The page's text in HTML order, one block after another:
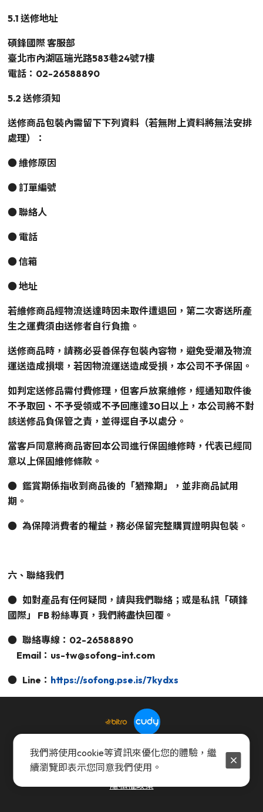
5.1 送修地址
碩鋒國際 客服部
臺北市內湖區瑞光路583巷24號7樓
電話：02-26588890
5.2 送修須知
送修商品包裝內需留下下列資料（若無附上資料將無法安排
處理）：
● 維修原因
● 訂單編號
● 聯絡人
● 電話
● 信箱
● 地址
若維修商品經物流送達時因未取件遭退回，第二次寄送所產
生之運費須由送修者自行負擔。
送修商品時，請務必妥善保存包裝內容物，避免受潮及物流
運送造成損壞，若因物流運送造成受損，本公司不予保固。
如判定送修品需付費修理，但客戶放棄維修，經通知取件後
不予取回、不予受領或不予回應達30日以上，本公司將不對
該送修品負保管之責，並得逕自予以處分。
當客戶同意將商品寄回本公司進行保固維修時，代表已經同
意以上保固維修條款。
● 鑑賞期係指收到商品後的「猶豫期」，並非商品試用
期。
● 為保障消費者的權益，務必保留完整購買證明與包裝。
六、聯絡我們
● 如對產品有任何疑問，請與我們聯絡；或是私訊「碩鋒
國際」 FB 粉絲專頁，我們將盡快回覆。
●聯絡專線：02-26588890
Email：us-tw@sofong-int.com
● Line： https://sofong.pse.is/7kydxs
付款與配送方式 退換貨流程 使用條款
會員權益
隱私權政策
我們將使用cookie等資訊來優化您的體驗，繼
續瀏覽即表示您同意我們使用。